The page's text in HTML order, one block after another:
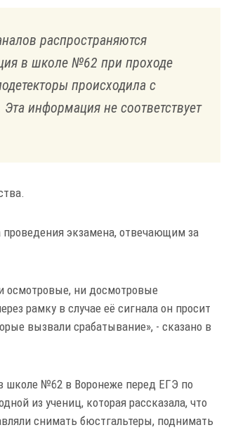
распространяются
в школе №62 при проходе
происходила с
информация не соответствует
экзамена, отвечающим за
осмотровые, ни досмотровые
рамку в случае её сигнала он просит
вызвали срабатывание», - сказано в
школе №62 в Воронеже перед ЕГЭ по
из учениц, которая рассказала, что
снимать бюстгальтеры, поднимать